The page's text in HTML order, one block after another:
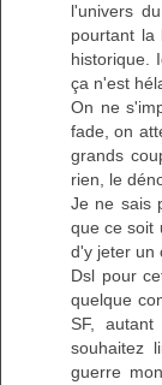
l'univers
pourtant la
historique.
ça n'est
On ne
fade, on
grands
rien, le
Je ne sais
que ce soit
d'y jeter un
Dsl pour
quelque
SF,
souhaitez
guerre